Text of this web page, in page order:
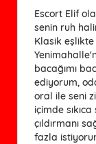
Escort Elif
senin ruh
Klasik
bacağımı
ediyorum,
oral ile seni
içimde
çıldırmanı
fazla